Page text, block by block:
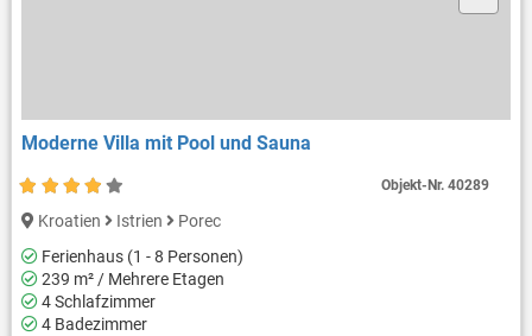
Moderne Villa mit Pool und Sauna
Kroatien Istrien
Porec
Ferienhaus (1 - 8 Personen)
239 m² / Mehrere Etagen
4 Schlafzimmer
4 Badezimmer
Objekt-Nr.40289